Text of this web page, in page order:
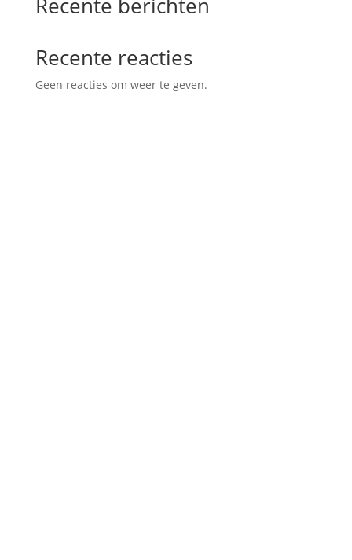
Recente reacties
Geen reacties om weer te geven.